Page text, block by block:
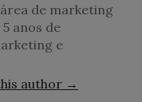
de marketing
anos de
e
author →